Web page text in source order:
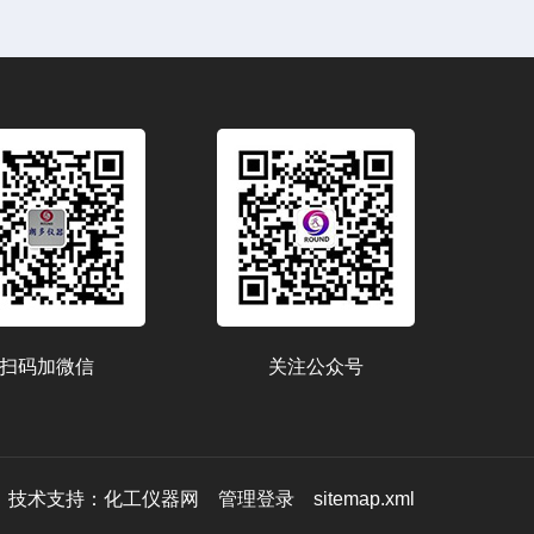
关注公众号
扫码加微信
技术支持： 化工仪器网 管理登录 sitemap.xml